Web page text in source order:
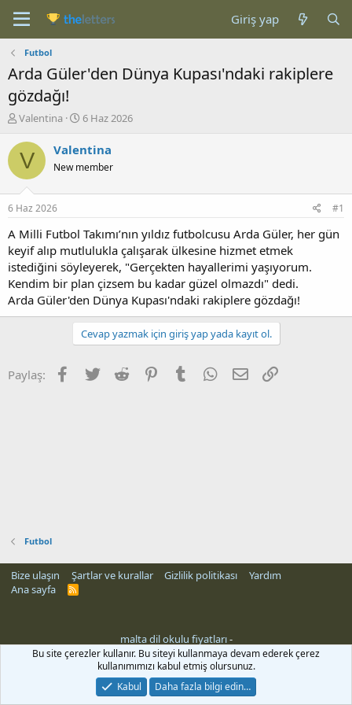
Giriş yap
Futbol
Arda Güler'den Dünya Kupası'ndaki rakiplere
gözdağı!
K
n
b
u
u
b
a
l
a
t
a
n
Valentina
B
ş
a
ç
t
a
r
i
h
i
6 Haz 2026
V Valentina
New member
6 Haz 2026 #1
A Milli Futbol Takımı’nın yıldız futbolcusu Arda Güler, her gün
keyif alıp mutlulukla çalışarak ülkesine hizmet etmek
istediğini söyleyerek, "Gerçekten hayallerimi yaşıyorum.
Kendim bir plan çizsem bu kadar güzel olmazdı" dedi.
Arda Güler'den Dünya Kupası'ndaki rakiplere gözdağı!
Cevap yazmak için giriş yap yada kayıt ol.
Paylaş: Facebook
Twitter Reddit PinterestTumblr WhatsApp
E-posta
Futbol
Bize ulaşın Şartlar ve kurallar Gizlilik politikası
Yardım
Ana sayfa
R
malta dil okulu fiyatları-
Bu site çerezler kullanır. Bu siteyi kullanmaya devam ederek çerez
kullanımımızı kabul etmiş olursunuz.
Kabul
Daha fazla bilgi edin…